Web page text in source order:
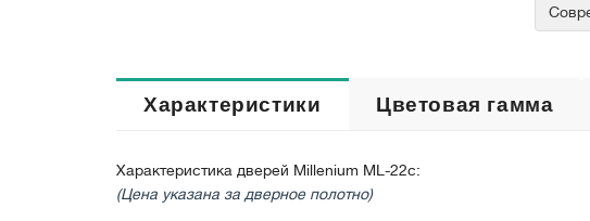
Характеристики Цветовая гамма
Характеристика дверей Millenium ML-22c:
(Цена указана за дверное полотно)